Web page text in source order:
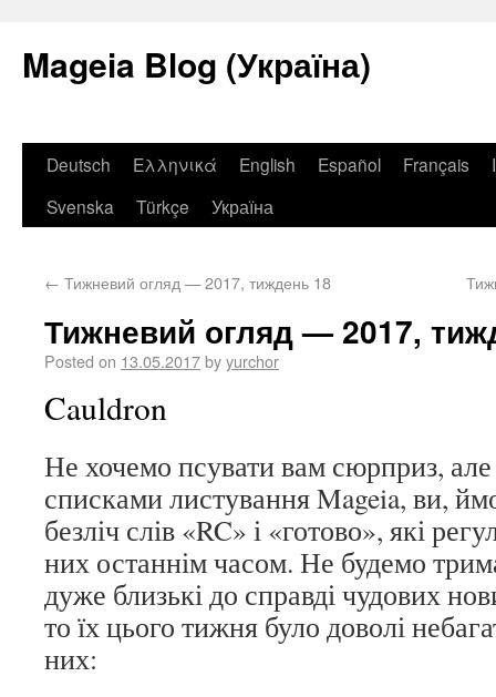
Mageia Blog (Україна)
Deutsch Ελληνικά English Español Français
Svenska
Türkçe Україна
← Тижневий огляд — 2017, тиждень 18
Тижневий огляд — 2017,
Posted on 13.05.2017byyurchor
Cauldron
Не хочемо псувати вам сюрприз,
списками листування Mageia, ви,
безліч слів «RC» і «готово», які
них останнім часом. Не будемо
дуже близькі до справді чудових
то їх цього тижня було доволі
них: